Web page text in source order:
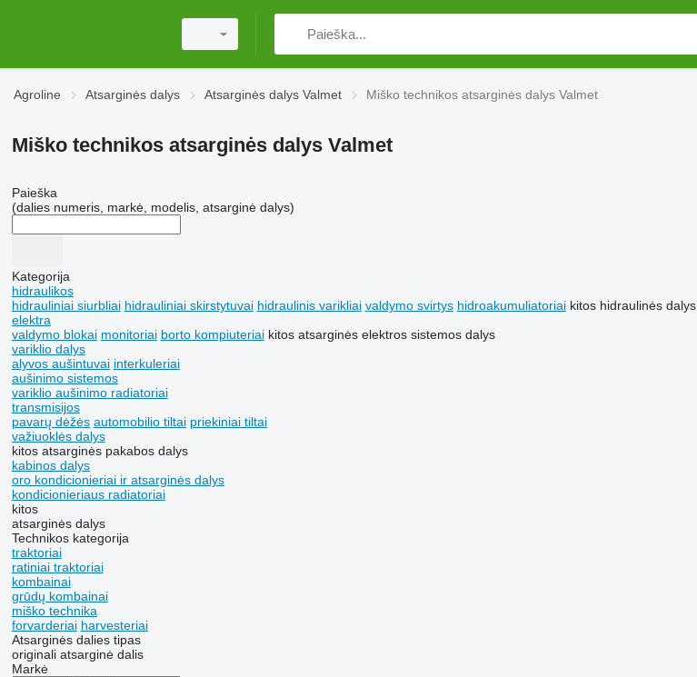
Agroline Atsarginės dalys Atsarginės dalys Valmet Miško technikos atsarginės dalys Valmet
Miško technikos atsarginės dalys Valmet
Paieška
(dalies numeris, markė, modelis, atsarginė dalys)
Kategorija
hidraulikos
hidrauliniai siurbliai hidrauliniai skirstytuvai hidraulinis varikliai valdymo svirtys hidroakumuliatoriai kitos hidraulinės dalys
elektra
valdymo blokai monitoriai borto kompiuteriai kitos atsarginės elektros sistemos dalys
variklio dalys
alyvos aušintuvai interkuleriai
aušinimo sistemos
variklio aušinimo radiatoriai
transmisijos
pavarų dėžės automobilio tiltai priekiniai tiltai
važiuoklės dalys
kitos atsarginės pakabos dalys
kabinos dalys
oro kondicionieriai ir atsarginės dalys
kondicionieriaus radiatoriai
kitos
atsarginės dalys
Technikos kategorija
traktoriai
ratiniai traktoriai
kombainai
grūdų kombainai
miško technika
forvarderiai harvesteriai
Atsarginės dalies tipas
originali atsarginė dalis
Markė